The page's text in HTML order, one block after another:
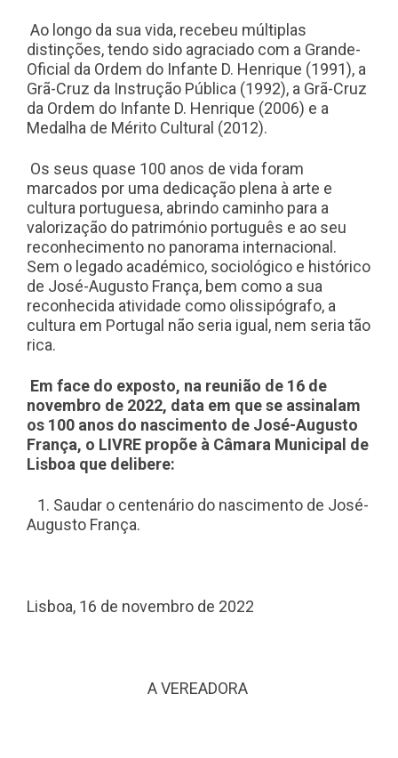
Ao longo da sua vida, recebeu múltiplas
distinções, tendo sido agraciado com a Grande-
Oficial da Ordem do Infante D. Henrique (1991), a
Grã-Cruz da Instrução Pública (1992), a Grã-Cruz
da Ordem do Infante D. Henrique (2006) e a
Medalha de Mérito Cultural (2012).
Os seus quase 100 anos de vida foram
marcados por uma dedicação plena à arte e
cultura portuguesa, abrindo caminho para a
valorização do património português e ao seu
reconhecimento no panorama internacional.
Sem o legado académico, sociológico e histórico
de José-Augusto França, bem como a sua
reconhecida atividade como olissipógrafo, a
cultura em Portugal não seria igual, nem seria tão
rica.
Em face do exposto, na reunião de 16 de
novembro de 2022, data em que se assinalam
os 100 anos do nascimento de José-Augusto
França, o LIVRE propõe à Câmara Municipal de
Lisboa que delibere:
1. Saudar o centenário do nascimento de José-
Augusto França.
Lisboa, 16 de novembro de 2022
A VEREADORA